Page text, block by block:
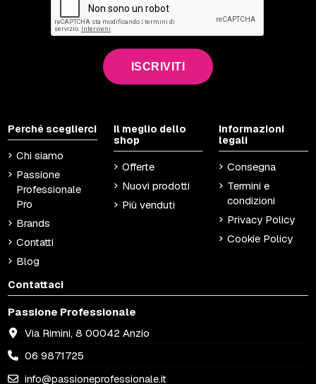
ISCRIVITI
Perché sceglierci
Chi siamo
Passione
Professionale
Pro
Brands
Contatti
Blog
Il meglio dello
shop
Offerte
Nuovi prodotti
Più venduti
Informazioni
legali
Consegna
Termini e
condizioni
Privacy Policy
Cookie Policy
Contattaci
Passione Professionale
Via Rimini, 8 00042 Anzio
06 9871725
info@passioneprofessionale.it